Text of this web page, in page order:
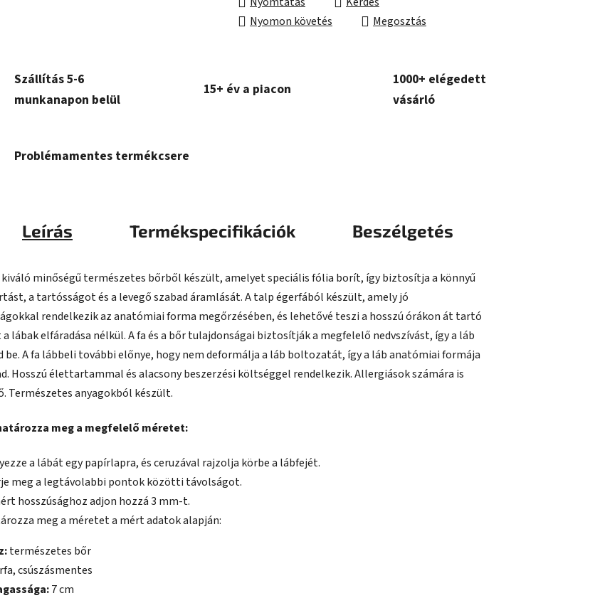
Nyomon követés
Megosztás
Szállítás 5-6
munkanapon belül
15+ év a piacon
1000+ elégedett
vásárló
Problémamentes termékcsere
Leírás Termékspecifikációk Beszélgetés
minőségű természetes bőrből készült, amelyet speciális fólia borít, így biztosítja a könnyű
a tartósságot és a levegő szabad áramlását. A talp égerfából készült, amely jó
rendelkezik az anatómiai forma megőrzésében, és lehetővé teszi a hosszú órákon át tartó
lábak elfáradása nélkül. A fa és a bőr tulajdonságai biztosítják a megfelelő nedvszívást, így a láb
be. A fa lábbeli további előnye, hogy nem deformálja a láb boltozatát, így a láb anatómiai formája
Hosszú élettartammal és alacsony beszerzési költséggel rendelkezik. Allergiások számára is
Természetes anyagokból készült.
meg a megfelelő méretet:
a lábát egy papírlapra, és ceruzával rajzolja körbe a lábfejét.
meg a legtávolabbi pontok közötti távolságot.
hosszúsághoz adjon hozzá 3 mm-t.
meg a méretet a mért adatok alapján:
természetes bőr
csúszásmentes
7 cm